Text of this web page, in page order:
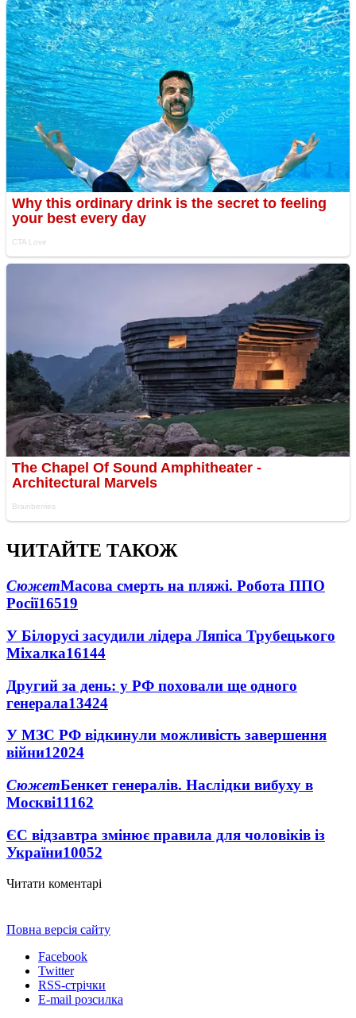
ЧИТАЙТЕ ТАКОЖ
СюжетМасова смерть на пляжі. Робота ППО
Росії16519
У Білорусі засудили лідера Ляпіса Трубецького
Міхалка16144
Другий за день: у РФ поховали ще одного
генерала13424
У МЗС РФ відкинули можливість завершення
війни12024
СюжетБенкет генералів. Наслідки вибуху в
Москві11162
ЄС відзавтра змінює правила для чоловіків із
України10052
Читати коментарі
Повна версія сайту
Facebook
Twitter
RSS-стрічки
E-mail розсилка